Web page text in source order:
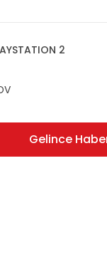
2
Gelince